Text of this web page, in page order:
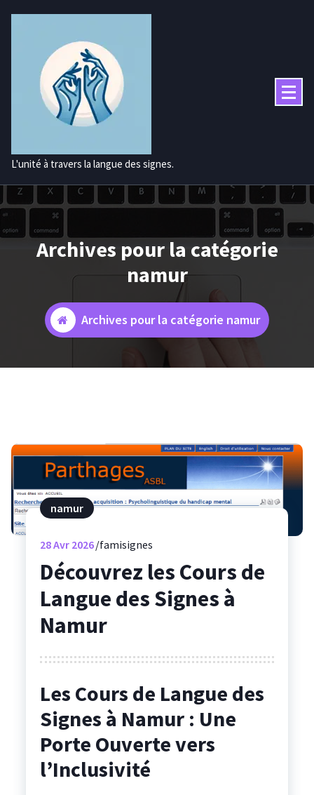
L'unité à travers la langue des signes.
Archives pour la catégorie
namur
Archives pour la catégorie namur
namur
28Avr 2026 famisignes
Découvrez les Cours de
Langue des Signes à
Namur
Les Cours de Langue des
Signes à Namur : Une
Porte Ouverte vers
l’Inclusivité